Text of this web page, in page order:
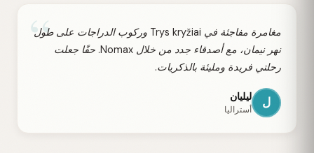
“
مغامرة مفاجئة في Trys kryžiai وركوب الدراجات على طول
نهر نيمان، مع أصدقاء جدد من خلال Nomax. حقًا جعلت
رحلتي فريدة ومليئة بالذكريات.
ل ليليان
أستراليا